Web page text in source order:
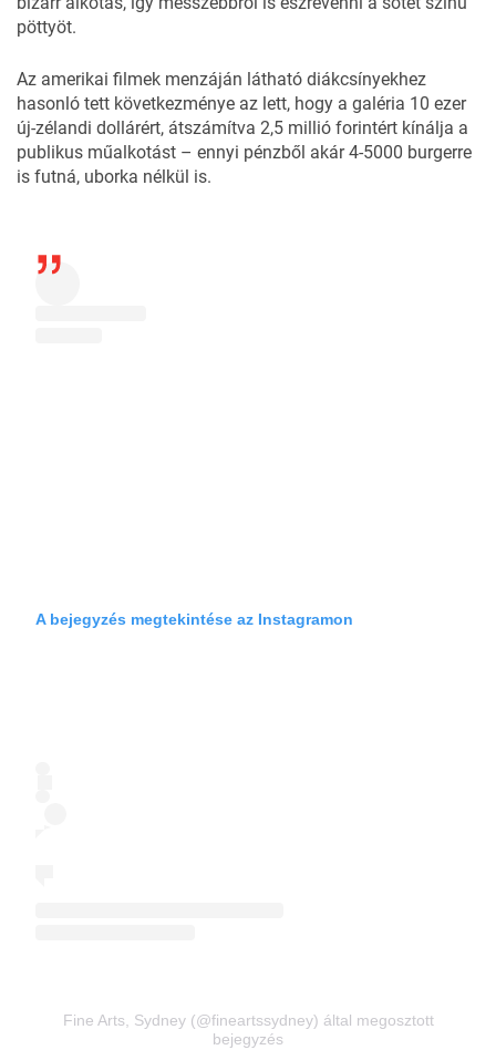
pöttyöt.
Az amerikai filmek menzáján látható diákcsínyekhez
hasonló tett következménye az lett, hogy a galéria 10 ezer
új-zélandi dollárért, átszámítva 2,5 millió forintért kínálja a
publikus műalkotást – ennyi pénzből akár 4-5000 burgerre
is futná, uborka nélkül is.
A bejegyzés megtekintése az Instagramon
Fine Arts, Sydney (@fineartssydney) által megosztott
bejegyzés